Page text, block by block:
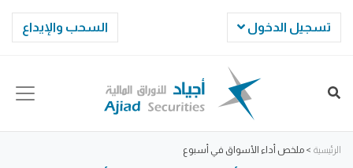
السحب والإيداع تسجيل الدخول
الرئيسية > ملخص أداء الأسواق في أسبوع